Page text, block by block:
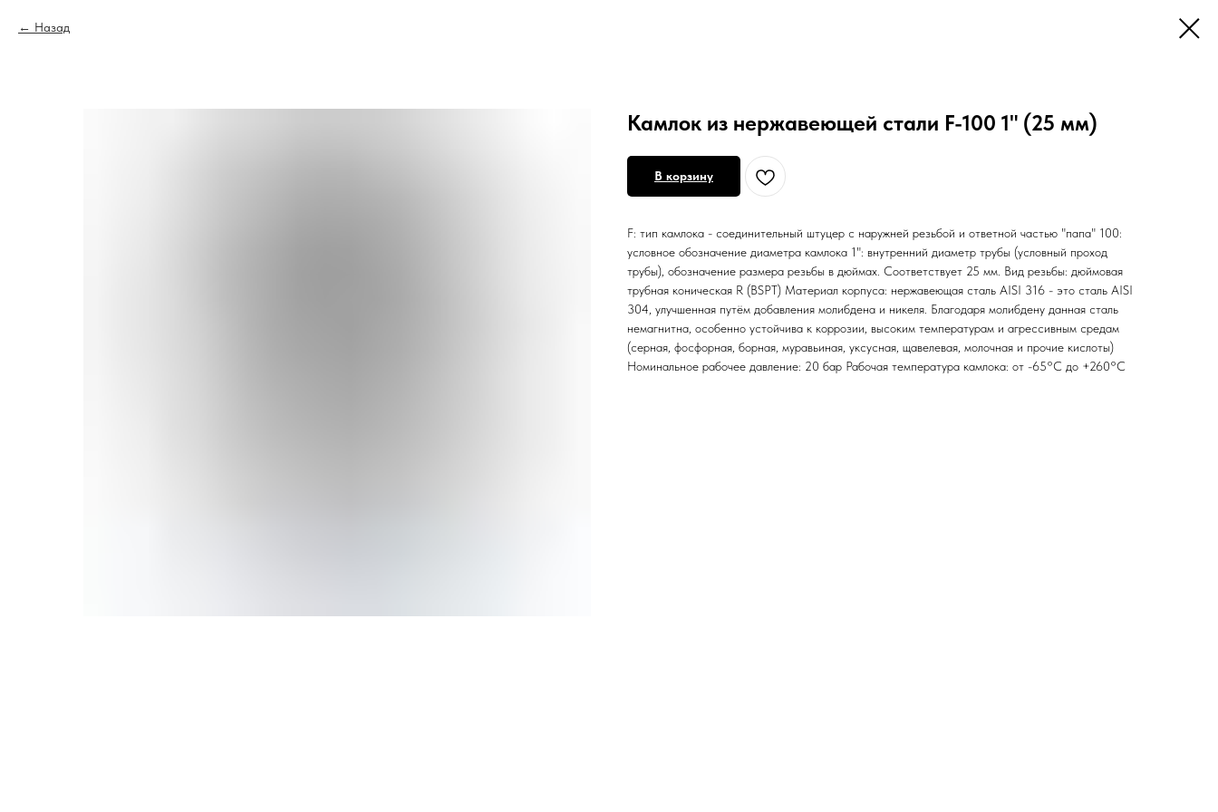
Назад
Камлок из нержавеющей стали F-100 1" (25 мм)
В корзину
F: тип камлока - соединительный штуцер с наружней резьбой и ответной частью "папа" 100:
условное обозначение диаметра камлока 1": внутренний диаметр трубы (условный проход
трубы), обозначение размера резьбы в дюймах. Соответствует 25 мм. Вид резьбы: дюймовая
трубная коническая R (BSPT) Материал корпуса: нержавеющая сталь AISI 316 - это сталь AISI
304, улучшенная путём добавления молибдена и никеля. Благодаря молибдену данная сталь
немагнитна, особенно устойчива к коррозии, высоким температурам и агрессивным средам
(серная, фосфорная, борная, муравьиная, уксусная, щавелевая, молочная и прочие кислоты)
Номинальное рабочее давление: 20 бар Рабочая температура камлока: от -65°C до +260°C